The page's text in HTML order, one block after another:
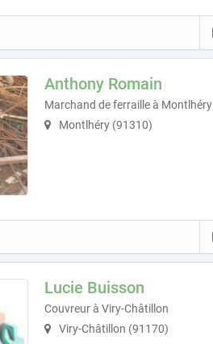
Anthony Romain
Marchand de ferraille à Montlhéry
Montlhéry (91310)
Lucie Buisson
Couvreur à Viry-Châtillon
Viry-Châtillon (91170)